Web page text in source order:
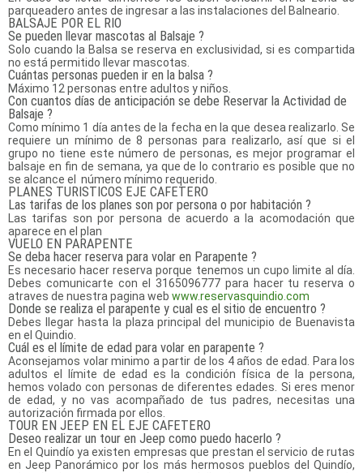
parqueadero antes de ingresar a las instalaciones del Balneario.
BALSAJE POR EL RIO
Se pueden llevar mascotas al Balsaje ?
Solo cuando la Balsa se reserva en exclusividad, si es compartida
no está permitido llevar mascotas.
Cuántas personas pueden ir en la balsa ?
Máximo 12 personas entre adultos y niños.
Con cuantos días de anticipación se debe Reservar la Actividad de
Balsaje ?
Como mínimo 1 día antes de la fecha en la que desea realizarlo. Se
requiere un mínimo de 8 personas para realizarlo, así que si el
grupo no tiene este número de personas, es mejor programar el
balsaje en fin de semana, ya que de lo contrario es posible que no
se alcance el número mínimo requerido.
PLANES TURISTICOS EJE CAFETERO
Las tarifas de los planes son por persona o por habitación ?
Las tarifas son por persona de acuerdo a la acomodación que
aparece en el plan
VUELO EN PARAPENTE
Se deba hacer reserva para volar en Parapente ?
Es necesario hacer reserva porque tenemos un cupo limite al día.
Debes comunicarte con el 3165096777 para hacer tu reserva o
atraves de nuestra pagina web www.reservasquindio.com
Donde se realiza el parapente y cual es el sitio de encuentro ?
Debes llegar hasta la plaza principal del municipio de Buenavista
en el Quindio.
Cuál es el límite de edad para volar en parapente ?
Aconsejamos volar minimo a partir de los 4 años de edad. Para los
adultos el límite de edad es la condición física de la persona,
hemos volado con personas de diferentes edades. Si eres menor
de edad, y no vas acompañado de tus padres, necesitas una
autorización firmada por ellos.
TOUR EN JEEP EN EL EJE CAFETERO
Deseo realizar un tour en Jeep como puedo hacerlo ?
En el Quindío ya existen empresas que prestan el servicio de rutas
en Jeep Panorámico por los más hermosos pueblos del Quindío,